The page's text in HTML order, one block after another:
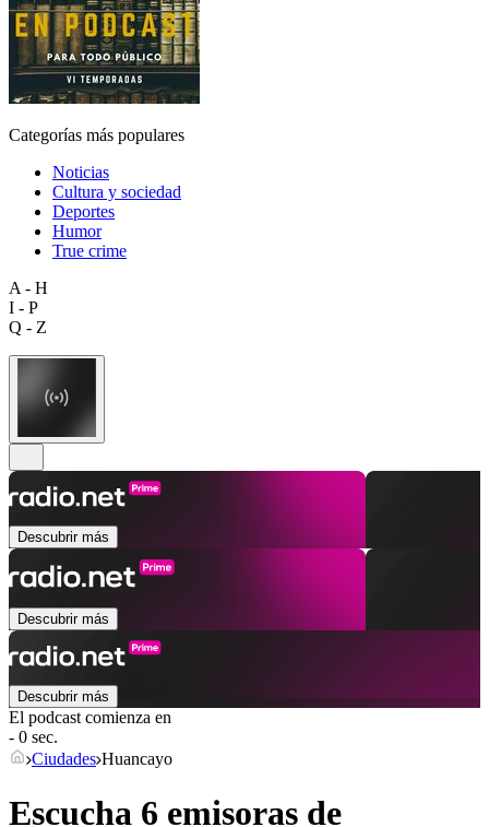
Categorías más populares
Noticias
Cultura y sociedad
Deportes
Humor
True crime
A - H
I - P
Q - Z
Descubrir más
Descubrir más
Descubrir más
El podcast comienza en
- 0 sec.
Ciudades Huancayo
Escucha 6 emisoras de